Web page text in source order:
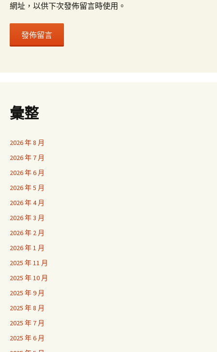
網址，以供下次發佈留言時使用。
彙整
2026 年 8 月
2026 年 7 月
2026 年 6 月
2026 年 5 月
2026 年 4 月
2026 年 3 月
2026 年 2 月
2026 年 1 月
2025 年 11 月
2025 年 10 月
2025 年 9 月
2025 年 8 月
2025 年 7 月
2025 年 6 月